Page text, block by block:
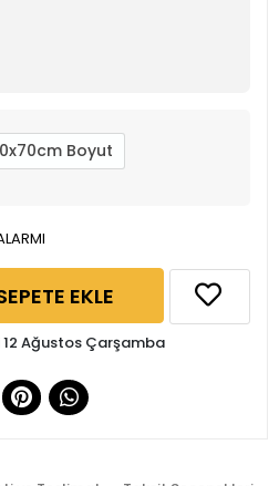
Boyut
SEPETE EKLE
Ağustos Çarşamba